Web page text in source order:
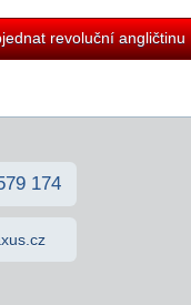
revoluční angličtinu
174